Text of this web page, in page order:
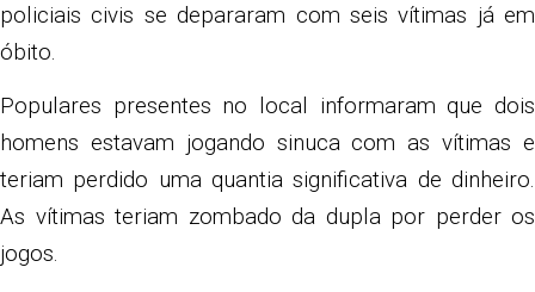
policiais civis se depararam com seis vítimas já em
óbito.
Populares presentes no local informaram que dois
homens estavam jogando sinuca com as vítimas e
teriam perdido uma quantia significativa de dinheiro.
As vítimas teriam zombado da dupla por perder os
jogos.